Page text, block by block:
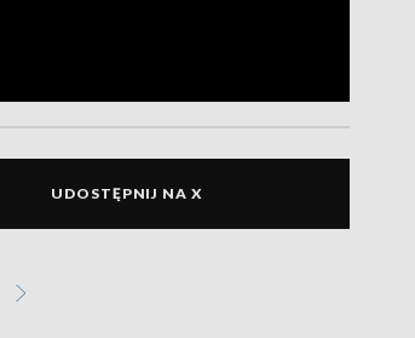
UDOSTĘPNIJ NA X